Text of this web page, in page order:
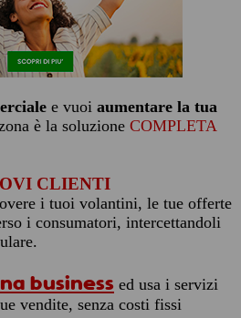
e vuoi aumentare la tua
è la soluzione COMPLETA
CLIENTI
i tuoi volantini, le tue offerte
i consumatori, intercettandoli
business ed usa i servizi
vendite, senza costi fissi